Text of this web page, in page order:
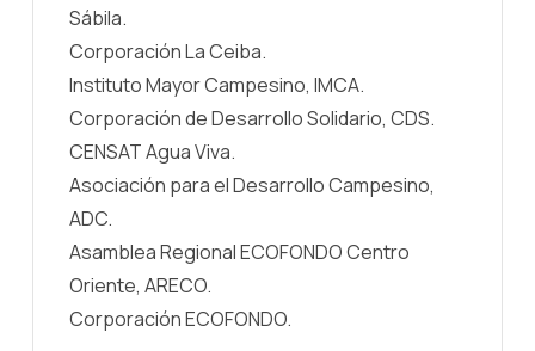
Sábila.
Corporación La Ceiba.
Instituto Mayor Campesino, IMCA.
Corporación de Desarrollo Solidario, CDS.
CENSAT Agua Viva.
Asociación para el Desarrollo Campesino,
ADC.
Asamblea Regional ECOFONDO Centro
Oriente, ARECO.
Corporación ECOFONDO.